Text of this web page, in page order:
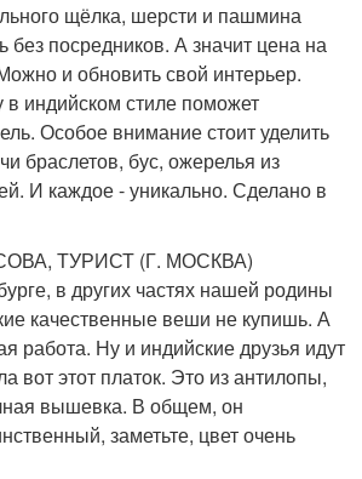
щёлка, шерсти и пашмина
без посредников. А значит цена на
и обновить свой интерьер.
в индийском стиле поможет
Особое внимание стоит уделить
браслетов, бус, ожерелья из
И каждое - уникально. Сделано в
ТУРИСТ (Г. МОСКВА)
в других частях нашей родины
качественные веши не купишь. А
работа. Ну и индийские друзья идут
вот этот платок. Это из антилопы,
вышевка. В общем, он
заметьте, цвет очень